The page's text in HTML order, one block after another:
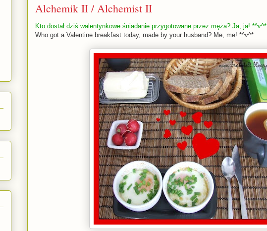
Alchemik II / Alchemist II
Kto dostał dziś walentynkowe śniadanie przygotowane przez męża? Ja, ja! *^v^*
Who got a Valentine breakfast today, made by your husband? Me, me! *^v^*